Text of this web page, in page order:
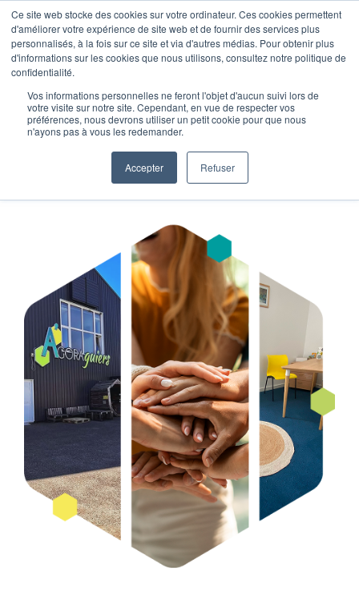
Ce site web stocke des cookies sur votre ordinateur. Ces cookies permettent
d'améliorer votre expérience de site web et de fournir des services plus
personnalisés, à la fois sur ce site et via d'autres médias. Pour obtenir plus
d'informations sur les cookies que nous utilisons, consultez notre politique de
confidentialité.
Vos informations personnelles ne feront l'objet d'aucun suivi lors de
votre visite sur notre site. Cependant, en vue de respecter vos
préférences, nous devrons utiliser un petit cookie pour que nous
n'ayons pas à vous les redemander.
Accepter Refuser
LA RENTRÉE D'AGORA
LE 11 SEPTEMBRE !
GRATUIT